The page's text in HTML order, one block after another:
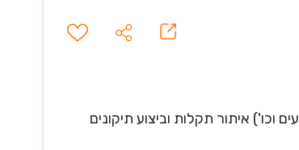
איתור תקלות וביצוע תיקונים